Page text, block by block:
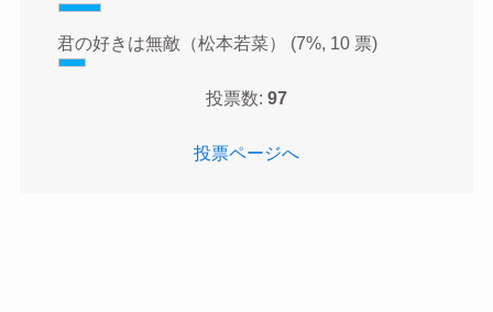
君の好きは無敵（松本若菜） (7%, 10 票)
投票数: 97
投票ページへ